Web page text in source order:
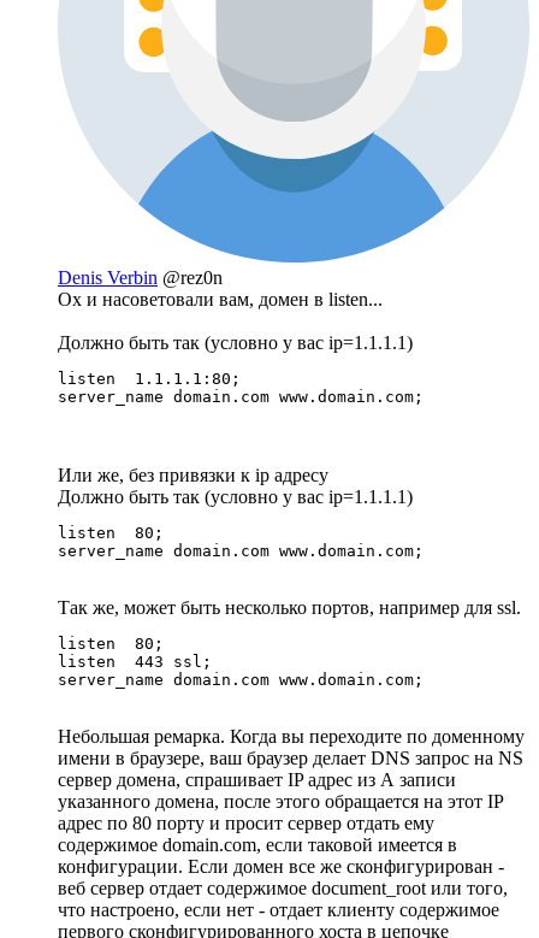
Denis Verbin @rez0n
Ох и насоветовали вам, домен в listen...
Должно быть так (условно у вас ip=1.1.1.1)
listen	1.1.1.1:80;
server_name domain.com www.domain.com;
Или же, без привязки к ip адресу
Должно быть так (условно у вас ip=1.1.1.1)
listen	80;
server_name domain.com www.domain.com;
Так же, может быть несколько портов, например для ssl.
listen	80;
listen	443 ssl;
server_name domain.com www.domain.com;
Небольшая ремарка. Когда вы переходите по доменному
имени в браузере, ваш браузер делает DNS запрос на NS
сервер домена, спрашивает IP адрес из А записи
указанного домена, после этого обращается на этот IP
адрес по 80 порту и просит сервер отдать ему
содержимое domain.com, если таковой имеется в
конфигурации. Если домен все же сконфигурирован -
веб сервер отдает содержимое document_root или того,
что настроено, если нет - отдает клиенту содержимое
первого сконфигурированного хоста в цепочке